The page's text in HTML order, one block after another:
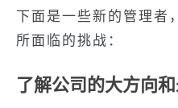
下面是一些新的管理者
所面临的挑战：
了解公司的大方向